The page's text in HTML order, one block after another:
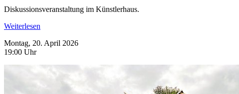
Diskussionsveranstaltung im Künstlerhaus.
Weiterlesen
Montag, 20. April 2026
19:00 Uhr